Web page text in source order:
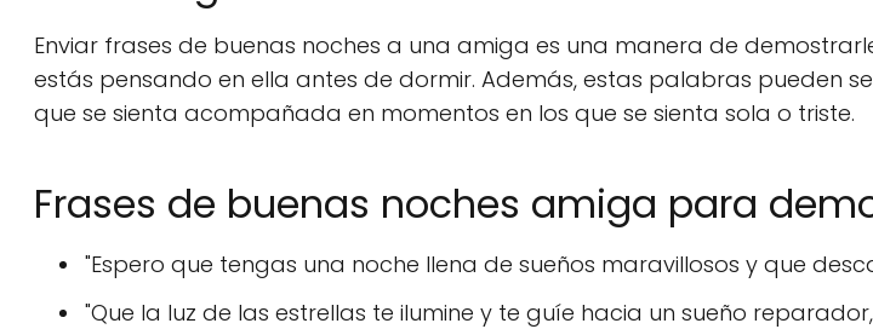
Enviar frases de buenas noches a una amiga es una manera de
estás pensando en ella antes de dormir. Además, estas palabras pueden
que se sienta acompañada en momentos en los que se sienta sola o triste.
Frases de buenas noches amiga para
"Espero que tengas una noche llena de sueños maravillosos y que
"Que la luz de las estrellas te ilumine y te guíe hacia un sueño